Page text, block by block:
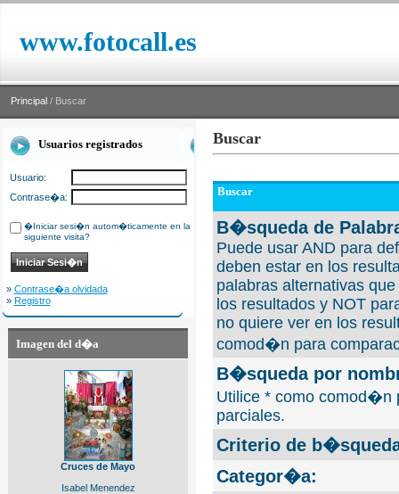
www.fotocall.es
Principal / Buscar
Usuarios registrados
Usuario:
Contrase�a:
�Iniciar sesi�n autom�ticamente en la
siguiente visita?
» Contrase�a olvidada
» Registro
Imagen del d�a
Cruces de Mayo
Isabel Menendez
Buscar
Buscar
B�squeda de
Puede usar AND para
deben estar en los
palabras alternativas
los resultados y NOT
no quiere ver en los
comod�n para
B�squeda por
Utilice * como comod�n
parciales.
Criterio de
Categor�a: